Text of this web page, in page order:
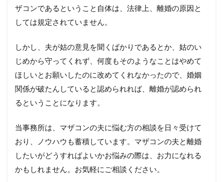
ザコンであるということ自体は、法律上、離婚の原因と
しては規定されていません。
しかし、夫が姑の意見を聞くばかりであるとか、姑のい
じめから守ってくれず、何度もそのようなことはやめて
ほしいとお願いしたのに改めてくれなかったので、婚姻
関係が破たんしていると認められれば、離婚が認められ
るということになります。
当事務所は、マザコンの夫に悩む方の相談を日々受けて
おり、ノウハウも蓄積しています。マザコンの夫と離婚
したいがどうすればよいかお悩みの際は、お力になれる
かもしれません。お気軽にご相談ください。